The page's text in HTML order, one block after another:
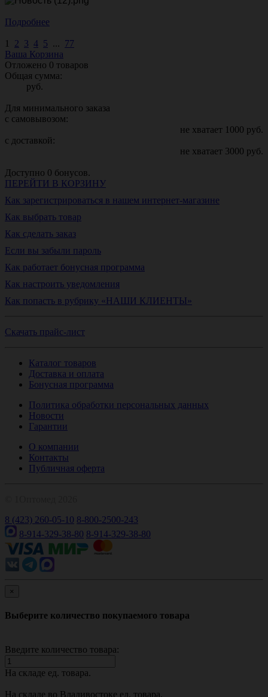
Подробнее
1 2 3 4 5 ... 77
Ваша Корзина
Отложено 0 товаров
Общая сумма:
руб.
Для минимального заказа
с самовывозом:
не хватает 1000 руб.
с доставкой:
не хватает 3000 руб.
Доступно 0 бонусов.
ПЕРЕЙТИ В КОРЗИНУ
Как зарегистрироваться в нашем интернет-магазине
Как выбрать товар
Как сделать заказ
Если вы забыли пароль
Как работает бонусная программа
Как настроить уведомления
Как попасть в рубрику «НАШИ КЛИЕНТЫ»
Скачать прайс-лист
Каталог товаров
Доставка и оплата
Бонусная программа
Политика обработки персональных данных
Новости
Гарантии
О компании
Контакты
Публичная оферта
8 (423) 260-05-10 8-800-2500-243
8-914-329-38-80 8-914-329-38-80
×
Выберите количество покупаемого товара
Введите количество товара:
На складе ед. товара.
На складе во Владивостоке ед. товара.